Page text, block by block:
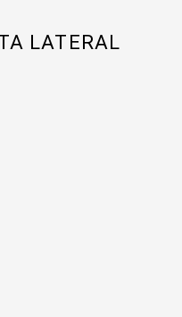
LATERAL